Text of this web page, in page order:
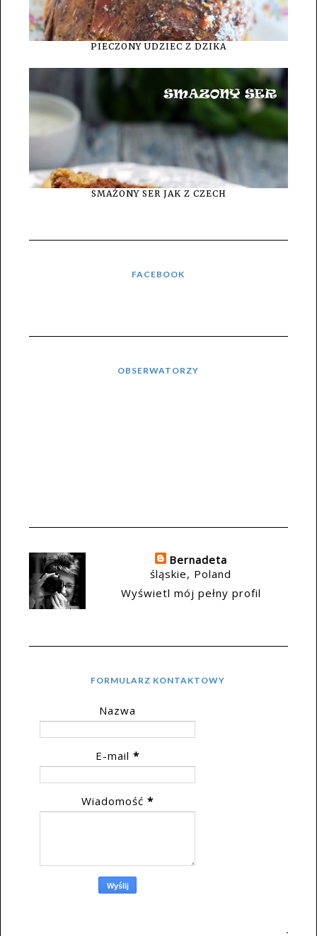
PIECZONY UDZIEC Z DZIKA
SMAŻONY SER JAK Z CZECH
FACEBOOK
OBSERWATORZY
Bernadeta
śląskie, Poland
Wyświetl mój pełny profil
FORMULARZ KONTAKTOWY
Nazwa
E-mail *
Wiadomość *